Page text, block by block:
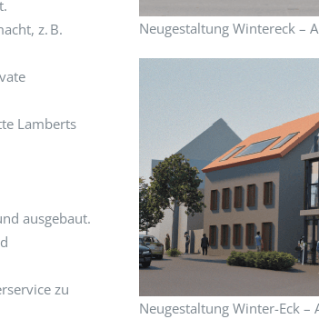
z. B.
Lamberts
ausgebaut.
zu
Neugestaltung Wintereck –
Neugestaltung Winter-Eck –